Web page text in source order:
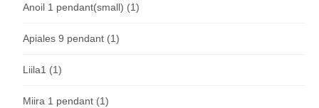
Anoil 1 pendant(small) (1)
Apiales 9 pendant (1)
Liila1 (1)
Miira 1 pendant (1)